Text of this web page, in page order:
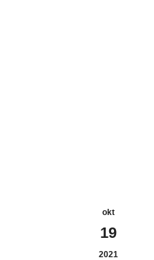
okt
19
2021